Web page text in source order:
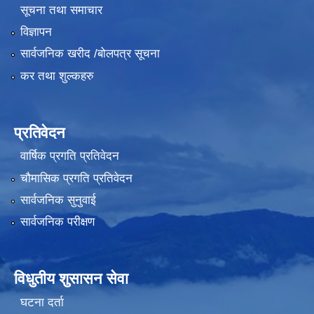
सूचना तथा समाचार
विज्ञापन
सार्वजनिक खरीद /बोलपत्र सूचना
कर तथा शुल्कहरु
प्रतिवेदन
वार्षिक प्रगति प्रतिवेदन
चौमासिक प्रगति प्रतिवेदन
सार्वजनिक सुनुवाई
सार्वजनिक परीक्षण
विधुतीय शुसासन सेवा
घटना दर्ता